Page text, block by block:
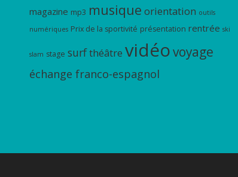
magazine mp3 musique orientation outils
numériques Prix de la sportivité présentation rentrée ski
slam stage surfthéâtre vidéovoyage
échange franco-espagnol